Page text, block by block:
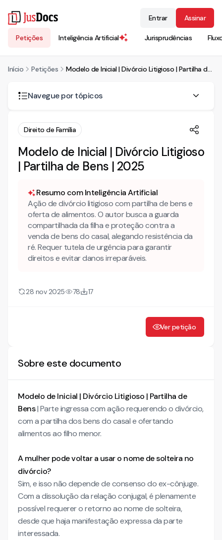
Petições Inteligência Artificial Jurisprudências
Entrar Assinar
Início Petições Modelo de Inicial | Divórcio Litigioso | Partilha de Bens | 2025
Navegue por tópicos
A mulher pode voltar a usar o nome de solteira no
divórcio?
Ex-cônjuge pode pedir pensão após o fim do
casamento?
casamento das mesmas partes?
Por isso, diferenciar bem as fases do vínculo — união
estável, casamento, eventual separação judicial — é
essencial para garantir uma atuação segura e evitar
prejuízos patrimoniais na liquidação.
O divórcio pode ser feito sem partilha de bens?
Assim, é papel do advogado de família e sucessões:
sentença de divórcio?
Há, assim, o reconhecimento da conexão sempre
que houver identidade de causa de pedir ou de objeto
AÇÃO DE DIVÓRCIO LITIGIOSO C/C PARTILHA DE BENS,
REGULARIZAÇÃO DE GUARDA COMPARTILHADA, VISITAS E
OFERTA DE ALIMENTOS
II – DA TUTELADE URGÊNCIA
III - DO DIREITO
Do Divórcio
Da Partilha dos Bens
Da Guarda Compartilhada
Direito de Família
Modelo de Inicial | Divórcio Litigioso
| Partilha de Bens | 2025
Resumo com Inteligência Artificial
Ação de divórcio litigioso com partilha de bens e
oferta de alimentos. O autor busca a guarda
compartilhada da filha e proteção contra a
venda de bens do casal, alegando resistência da
ré. Requer tutela de urgência para garantir
direitos e evitar danos irreparáveis.
28 nov 2025 78 17
Ver petição
Sobre este documento
Modelo de Inicial | Divórcio Litigioso | Partilha de
Bens| Parte ingressa com ação requerendo o divórcio,
com a partilha dos bens do casal e ofertando
alimentos ao filho menor.
A mulher pode voltar a usar o nome de solteira no
divórcio?
Sim, e isso não depende de consenso do ex-cônjuge.
Com a dissolução da relação conjugal, é plenamente
possível requerer o retorno ao nome de solteira,
desde que haja manifestação expressa da parte
interessada.